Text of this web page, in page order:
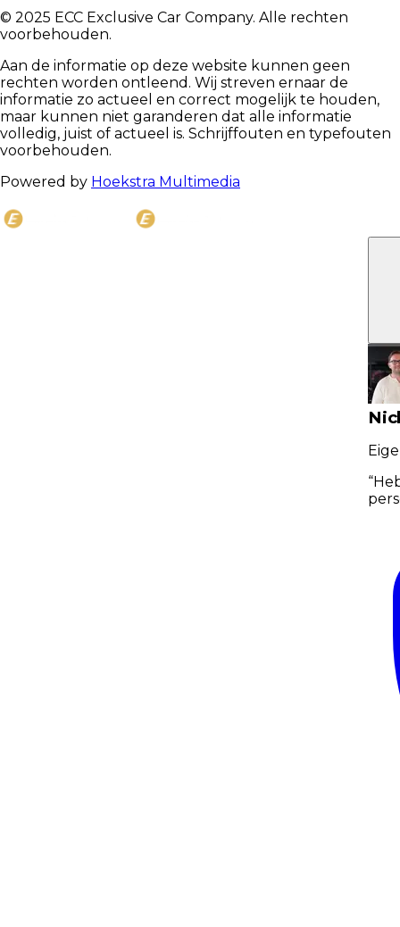
© 2025 ECC Exclusive Car Company. Alle rechten
voorbehouden.
Aan de informatie op deze website kunnen geen
rechten worden ontleend. Wij streven ernaar de
informatie zo actueel en correct mogelijk te houden,
maar kunnen niet garanderen dat alle informatie
volledig, juist of actueel is. Schrijffouten en typefouten
voorbehouden.
Powered by Hoekstra Multimedia
“